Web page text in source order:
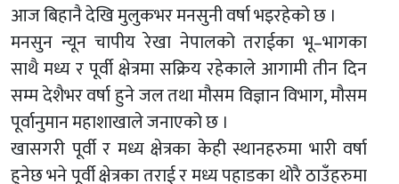
आज बिहानै देखि मुलुकभर मनसुनी वर्षा भइरहेको छ ।
मनसुन न्यून चापीय रेखा नेपालको तराईका भू–भागका
साथै मध्य र पूर्वी क्षेत्रमा सक्रिय रहेकाले आगामी तीन दिन
सम्म देशैभर वर्षा हुने जल तथा मौसम विज्ञान विभाग, मौसम
पूर्वानुमान महाशाखाले जनाएको छ ।
खासगरी पूर्वी र मध्य क्षेत्रका केही स्थानहरुमा भारी वर्षा
हुनेछ भने पूर्वी क्षेत्रका तराई र मध्य पहाडका थोरै ठाउँहरुमा